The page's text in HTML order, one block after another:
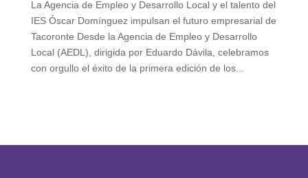
La Agencia de Empleo y Desarrollo Local y el talento del
IES Óscar Domínguez impulsan el futuro empresarial de
Tacoronte Desde la Agencia de Empleo y Desarrollo
Local (AEDL), dirigida por Eduardo Dávila, celebramos
con orgullo el éxito de la primera edición de los...